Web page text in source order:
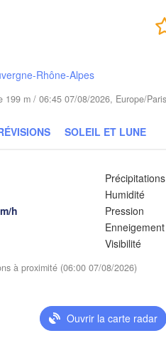
Premium
Rhône-Alpes
199 m / 06:45 07/08/2026, Europe/
SOLEIL ET LUNE
h
Humidité
Pression
Enneigement
Visibilité
à proximité (06:00 07/08/2026)
Ouvrir la carte radar
Kraków
Wrocław
Wien
Budapest
Szeged
Pécs
SLOVAQUIE
D